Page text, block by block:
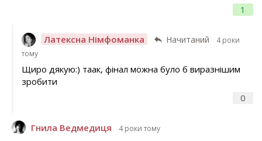
1
Латексна Німфоманка Начитаний
4 роки
тому
0
Щиро дякую:) таак, фінал можна було б виразнішим
зробити
Гнила Ведмедиця 4 роки тому